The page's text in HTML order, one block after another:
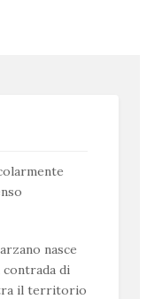
nasce
di
tra il territorio